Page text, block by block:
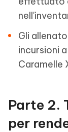
Gli
incursioni
Caramelle
Parte 2.
per